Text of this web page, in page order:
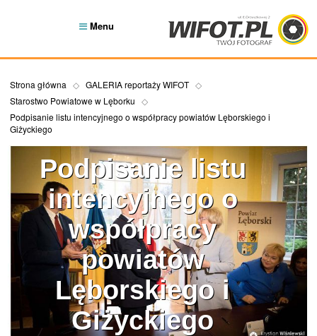
Menu
Strona główna
GALERIA reportaży WIFOT
Starostwo Powiatowe w Lęborku
Podpisanie listu intencyjnego o współpracy powiatów Lęborskiego i
Giżyckiego
Podpisanie listu
intencyjnego o
współpracy
powiatów
Lęborskiego i
Giżyckiego